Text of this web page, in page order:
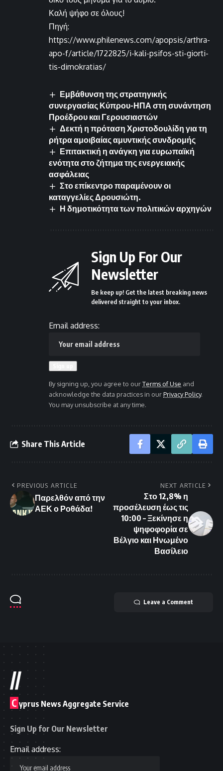
Καλή ψήφο σε όλους!
Πηγή:
https://www.philenews.com/apopsis/arthra-
apo-f/article/1722825/i-kali-psifos-sti-giorti-
tis-dimokratias/
Εμβάθυνση της στρατηγικής
συνεργασίας Κύπρου-ΗΠΑ στη συνάντηση
Προέδρου και Γερουσιαστών
Δεκτή η πρόταση Χριστοδουλίδη για τη
ρήτρα αμοιβαίας αμυντικής συνδρομής
Επιτακτική η ανάγκη για ευρωπαϊκή
ενότητα στο ζήτημα της ενεργειακής
ασφάλειας
Στο επίκεντρο παραμένουν οι
καταγγελίες Δρουσιώτη.
Η δημοτικότητα των πολιτικών αρχηγών
Sign Up For Our
Newsletter
Be keep up! Get the latest breaking news
delivered straight to your inbox.
Email address:
By signing up, you agree to ourTerms of Use and
acknowledge the data practices in ourPrivacy Policy.
You may unsubscribe at any time.
Share This Article
PREVIOUS ARTICLE
Παρελθόν από την
ΑΕΚ ο Ροθάδα!
NEXT ARTICLE
Στο 12,8% η
προσέλευση έως τις
10:00 – Ξεκίνησε η
ψηφοφορία σε
Βέλγιο και Ηνωμένο
Βασίλειο
Leave a Comment
//
C yprus News Aggregate Service
Sign Up for Our Newsletter
Email address: